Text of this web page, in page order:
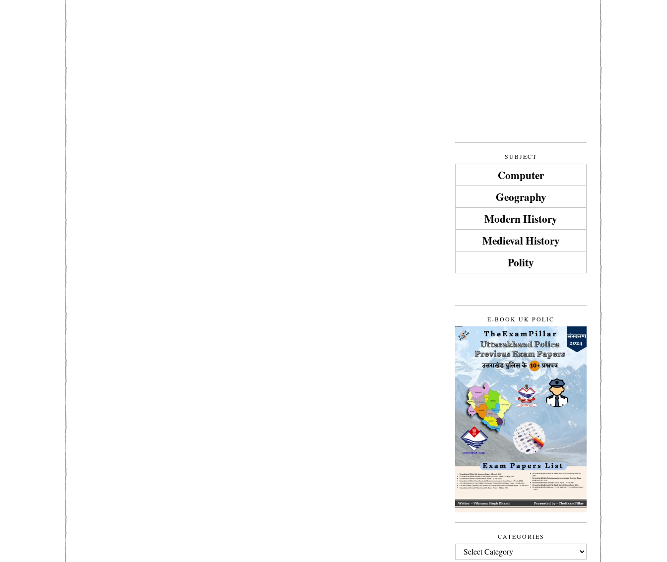
SUBJECT
Computer
Geography
Modern History
Medieval History
Polity
E-BOOK UK POLIC
CATEGORIES
CATEGORIES